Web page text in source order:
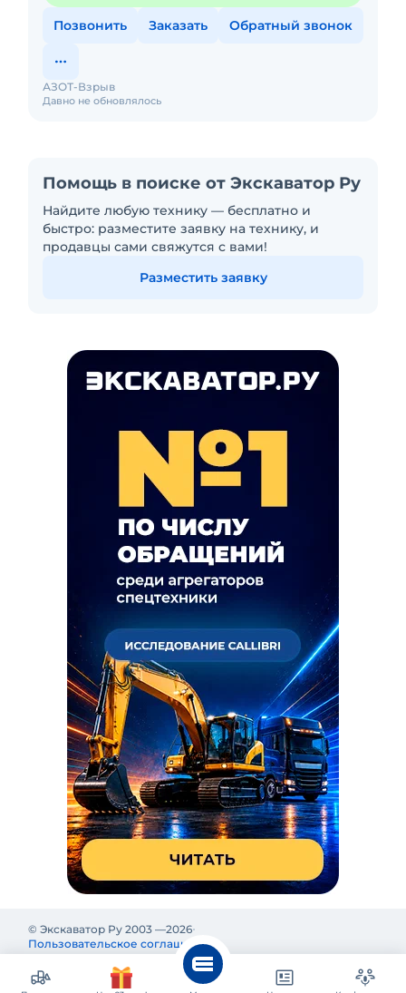
Позвонить Заказать Обратный звонок
Давно не обновлялось
АЗОТ-Взрыв
Помощь в поиске от Экскаватор Ру
Найдите любую технику — бесплатно и
быстро: разместите заявку на технику, и
продавцы сами свяжутся с вами!
Разместить заявку
© Экскаватор Ру 2003 —2026
Пользовательское соглашение
Политика конфиденциальности Реклама на Экскаватор Ру
Реклама и информация на Экскаватор.Ру предназначены